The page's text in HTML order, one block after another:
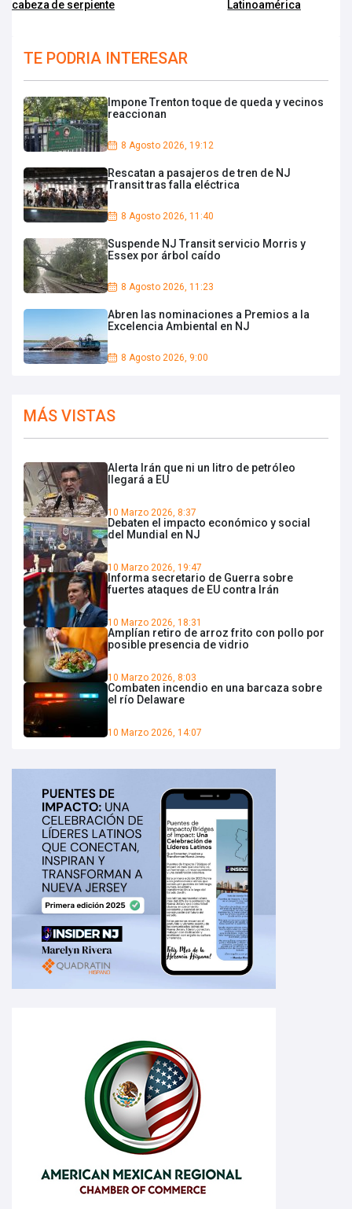
cabeza de serpiente Latinoamérica
TE PODRIA INTERESAR
Impone Trenton toque de queda y vecinos
reaccionan
8 Agosto 2026, 19:12
Rescatan a pasajeros de tren de NJ
Transit tras falla eléctrica
8 Agosto 2026, 11:40
Suspende NJ Transit servicio Morris y
Essex por árbol caído
8 Agosto 2026, 11:23
Abren las nominaciones a Premios a la
Excelencia Ambiental en NJ
8 Agosto 2026, 9:00
MÁS VISTAS
Alerta Irán que ni un litro de petróleo
llegará a EU
10 Marzo 2026, 8:37
Debaten el impacto económico y social
del Mundial en NJ
10 Marzo 2026, 19:47
Informa secretario de Guerra sobre
fuertes ataques de EU contra Irán
10 Marzo 2026, 18:31
Amplían retiro de arroz frito con pollo por
posible presencia de vidrio
10 Marzo 2026, 8:03
Combaten incendio en una barcaza sobre
el río Delaware
10 Marzo 2026, 14:07